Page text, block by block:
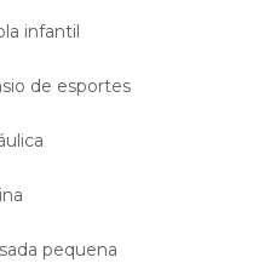
infantil
de esportes
pequena